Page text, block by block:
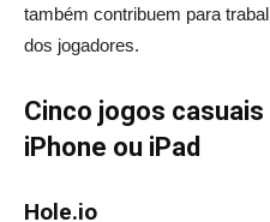
também contribuem para
dos jogadores.
Cinco jogos
iPhone ou iPad
Hole.io